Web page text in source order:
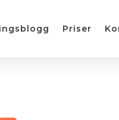
Priser